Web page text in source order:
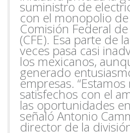
suministro de
con el monopolio de
Comisión Federal
(CFE). Esa parte de
veces pasa casi
los mexicanos,
generado
empresas.
satisfechos con el
las oportunidades
señaló Antonio
director de la